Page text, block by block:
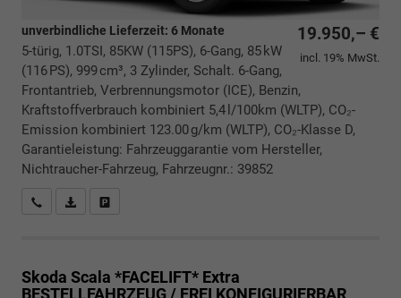
19.950,– €
incl. 19% MwSt.
unverbindliche Lieferzeit: 6 Monate
5-türig, 1.0TSI, 85KW (115PS), 6-Gang, 85 kW
(116 PS), 999 cm³, 3 Zylinder, Schalt. 6-Gang,
Frontantrieb, Verbrennungsmotor (ICE), Benzin,
Kraftstoffverbrauch kombiniert 5,4 l/100km (WLTP), CO₂-
Emission kombiniert 123.00 g/km (WLTP), CO₂-Klasse D,
Garantieleistung: Fahrzeuggarantie vom Hersteller,
Nichtraucher-Fahrzeug, Fahrzeugnr.: 39852
Rückrufbitte absenden
PDF-Datei, Fahrzeugexposé drucken
Skoda Scala *FACELIFT* Extra